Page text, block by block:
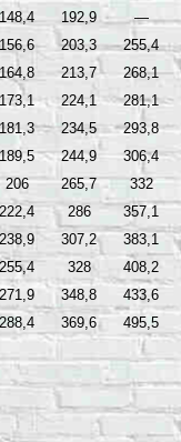
148,4 192,9 —
156,6 203,3 255,4
164,8 213,7 268,1
173,1 224,1 281,1
181,3 234,5 293,8
189,5 244,9 306,4
206 265,7 332
222,4 286 357,1
238,9 307,2 383,1
255,4 328 408,2
271,9 348,8 433,6
288,4 369,6 495,5